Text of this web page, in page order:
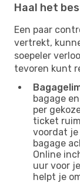
Haal het
Een paar
vertrekt,
soepeler
tevoren kunt
bagage
per
ticket
voordat
bagage
Online
uur voor
helpt je